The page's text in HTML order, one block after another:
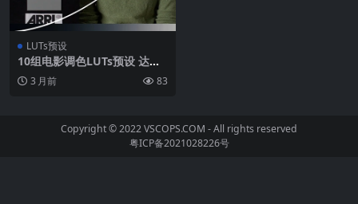
LUTs预设
10组电影调色LUTs预设 达芬
奇调色节点 Gamut曲线专业
色彩分级工具包
3 月前 83
Copyright © 2022VSCOPS.COM - All rights reserved
粤ICP备2021028226号